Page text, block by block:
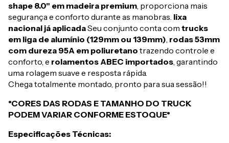
shape 8.0" em madeira premium, proporciona mais
segurança e conforto durante as manobras. lixa
nacional já aplicadaSeu conjunto conta com trucks
em liga de alumínio (129mm ou 139mm), rodas 53mm
com dureza 95A em poliuretano trazendo controle e
conforto, e rolamentos ABEC importados, garantindo
uma rolagem suave e resposta rápida.
Chega totalmente montado, pronto para sua sessão!!
*CORES DAS RODAS E TAMANHO DO TRUCK
PODEM VARIAR CONFORME ESTOQUE*
Especificações Técnicas: